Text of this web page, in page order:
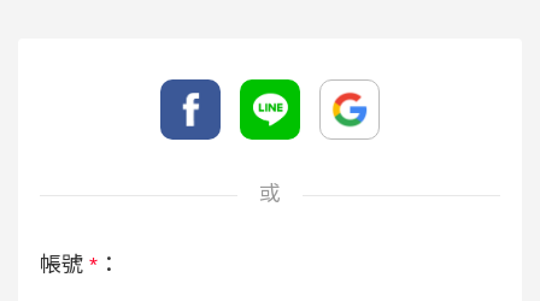
或
帳號 * ：